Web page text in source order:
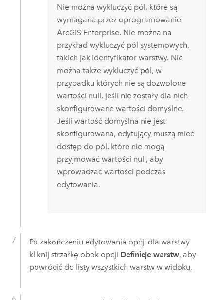
Nie można wykluczyć pól, które są
wymagane przez oprogramowanie
ArcGIS Enterprise. Nie można na
przykład wykluczyć pól systemowych,
takich jak identyfikator warstwy. Nie
można także wykluczyć pól, w
przypadku których nie są dozwolone
wartości null, jeśli nie zostały dla nich
skonfigurowane wartości domyślne.
Jeśli wartość domyślna nie jest
skonfigurowana, edytujący muszą mieć
dostęp do pól, które nie mogą
przyjmować wartości null, aby
wprowadzać wartości podczas
edytowania.
Po zakończeniu edytowania opcji dla warstwy
kliknij strzałkę obok opcji Definicje warstw, aby
powrócić do listy wszystkich warstw w widoku.